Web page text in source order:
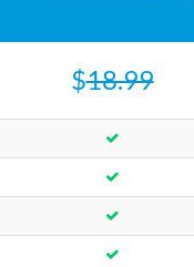
$18.99